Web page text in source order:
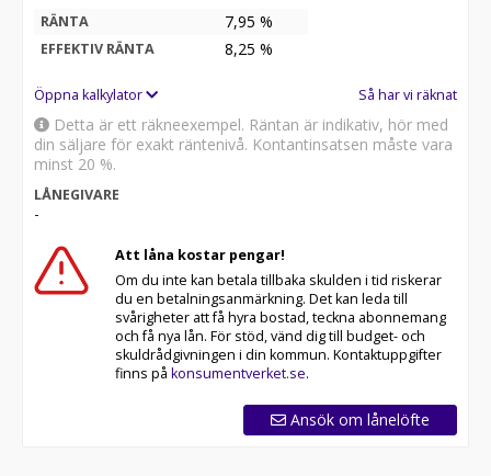
RÄNTA 7,95 %
EFFEKTIV RÄNTA 8,25 %
Öppna kalkylator Så har vi räknat
Detta är ett räkneexempel. Räntan är indikativ, hör med
din säljare för exakt räntenivå. Kontantinsatsen måste vara
minst 20 %.
LÅNEGIVARE
-
Att låna kostar pengar!
Om du inte kan betala tillbaka skulden i tid riskerar
du en betalningsanmärkning. Det kan leda till
svårigheter att få hyra bostad, teckna abonnemang
och få nya lån. För stöd, vänd dig till budget- och
skuldrådgivningen i din kommun. Kontaktuppgifter
finns på konsumentverket.se.
Ansök om lånelöfte